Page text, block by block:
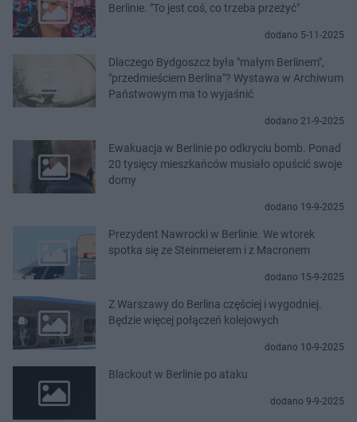
Berlinie. "To jest coś, co trzeba przeżyć"
dodano 5-11-2025
Dlaczego Bydgoszcz była "małym Berlinem",
"przedmieściem Berlina"? Wystawa w Archiwum
Państwowym ma to wyjaśnić
dodano 21-9-2025
Ewakuacja w Berlinie po odkryciu bomb. Ponad
20 tysięcy mieszkańców musiało opuścić swoje
domy
dodano 19-9-2025
Prezydent Nawrocki w Berlinie. We wtorek
spotka się ze Steinmeierem i z Macronem
dodano 15-9-2025
Z Warszawy do Berlina częściej i wygodniej.
Będzie więcej połączeń kolejowych
dodano 10-9-2025
Blackout w Berlinie po ataku
dodano 9-9-2025